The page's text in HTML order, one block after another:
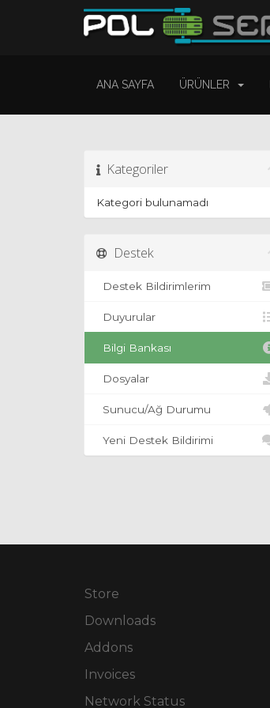
ANA SAYFA ÜRÜNLER
Kategoriler
Kategori bulunamadı
Destek
Destek Bildirimlerim
Duyurular
Bilgi Bankası
Dosyalar
Sunucu/Ağ Durumu
Yeni Destek Bildirimi
Store
Downloads
Addons
Invoices
Network Status